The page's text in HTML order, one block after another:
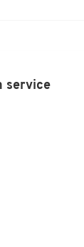
service